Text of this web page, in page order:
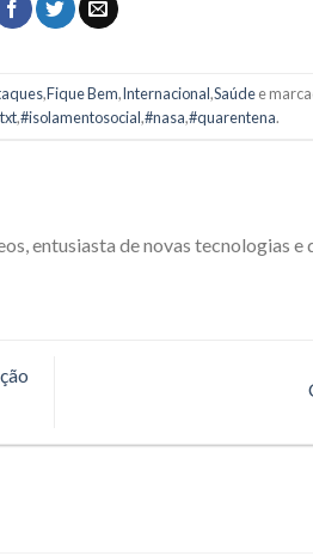
,Fique Bem,Internacional,Saúdee
,#isolamentosocial,#nasa,#quarentena.
entusiasta de novas tecnologias e